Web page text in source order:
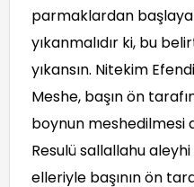
parmaklardan
yıkanmalıdır ki, bu
yıkansın. Nitekim
Meshe, başın ön
boynun meshedilmesi
Resulü sallallahu
elleriyle başının ön